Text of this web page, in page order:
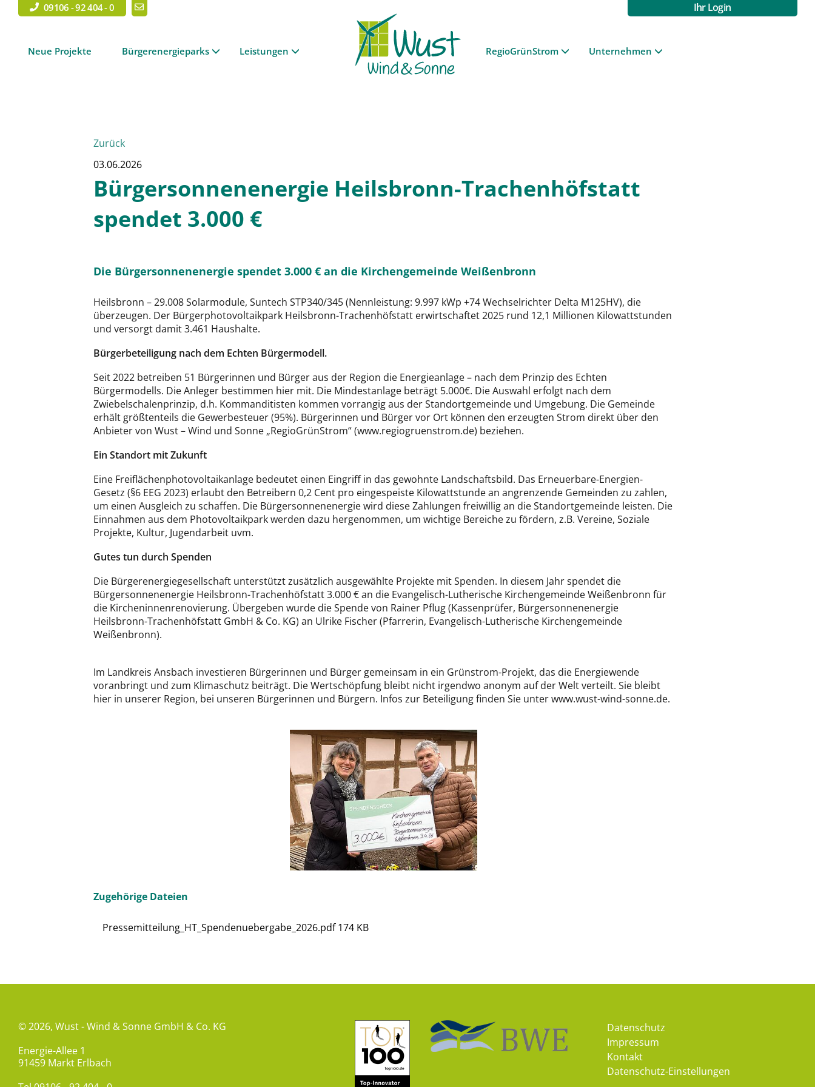
09106 - 92 404 - 0 Ihr Login
Neue Projekte Bürgerenergieparks Leistungen RegioGrünStrom Unternehmen
Zurück
03.06.2026
Bürgersonnenenergie Heilsbronn-Trachenhöfstatt
spendet 3.000 €
Die Bürgersonnenenergie spendet 3.000 € an die Kirchengemeinde Weißenbronn
Heilsbronn – 29.008 Solarmodule, Suntech STP340/345 (Nennleistung: 9.997 kWp +74 Wechselrichter Delta M125HV), die
überzeugen. Der Bürgerphotovoltaikpark Heilsbronn-Trachenhöfstatt erwirtschaftet 2025 rund 12,1 Millionen Kilowattstunden
und versorgt damit 3.461 Haushalte.
Bürgerbeteiligung nach dem Echten Bürgermodell.
Seit 2022 betreiben 51 Bürgerinnen und Bürger aus der Region die Energieanlage – nach dem Prinzip des Echten
Bürgermodells. Die Anleger bestimmen hier mit. Die Mindestanlage beträgt 5.000€. Die Auswahl erfolgt nach dem
Zwiebelschalenprinzip, d.h. Kommanditisten kommen vorrangig aus der Standortgemeinde und Umgebung. Die Gemeinde
erhält größtenteils die Gewerbesteuer (95%). Bürgerinnen und Bürger vor Ort können den erzeugten Strom direkt über den
Anbieter von Wust – Wind und Sonne „RegioGrünStrom“ (www.regiogruenstrom.de) beziehen.
Ein Standort mit Zukunft
Eine Freiflächenphotovoltaikanlage bedeutet einen Eingriff in das gewohnte Landschaftsbild. Das Erneuerbare-Energien-
Gesetz (§6 EEG 2023) erlaubt den Betreibern 0,2 Cent pro eingespeiste Kilowattstunde an angrenzende Gemeinden zu zahlen,
um einen Ausgleich zu schaffen. Die Bürgersonnenenergie wird diese Zahlungen freiwillig an die Standortgemeinde leisten. Die
Einnahmen aus dem Photovoltaikpark werden dazu hergenommen, um wichtige Bereiche zu fördern, z.B. Vereine, Soziale
Projekte, Kultur, Jugendarbeit uvm.
Gutes tun durch Spenden
Die Bürgerenergiegesellschaft unterstützt zusätzlich ausgewählte Projekte mit Spenden. In diesem Jahr spendet die
Bürgersonnenenergie Heilsbronn-Trachenhöfstatt 3.000 € an die Evangelisch-Lutherische Kirchengemeinde Weißenbronn für
die Kircheninnenrenovierung. Übergeben wurde die Spende von Rainer Pflug (Kassenprüfer, Bürgersonnenenergie
Heilsbronn-Trachenhöfstatt GmbH & Co. KG) an Ulrike Fischer (Pfarrerin, Evangelisch-Lutherische Kirchengemeinde
Weißenbronn).
Im Landkreis Ansbach investieren Bürgerinnen und Bürger gemeinsam in ein Grünstrom-Projekt, das die Energiewende
voranbringt und zum Klimaschutz beiträgt. Die Wertschöpfung bleibt nicht irgendwo anonym auf der Welt verteilt. Sie bleibt
hier in unserer Region, bei unseren Bürgerinnen und Bürgern. Infos zur Beteiligung finden Sie unter www.wust-wind-sonne.de.
Zugehörige Dateien
Pressemitteilung_HT_Spendenuebergabe_2026.pdf174 KB
© 2026, Wust - Wind & Sonne GmbH & Co. KG
Energie-Allee 1
91459 Markt Erlbach
Datenschutz
Impressum
Kontakt
Datenschutz-Einstellungen